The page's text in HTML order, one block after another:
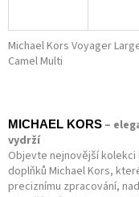
Michael Kors Voyager
Camel Multi
MICHAEL KORS –
vydrží
Objevte nejnovější kolekci
doplňků Michael Kors,
preciznímu zpracování,